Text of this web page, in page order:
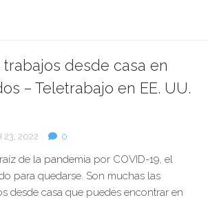
desde casa en
– Teletrabajo en EE. UU.
23, 2022 0
de la pandemia por COVID-19, el
para quedarse. Son muchas las
desde casa que puedes encontrar en